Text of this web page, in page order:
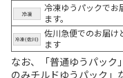
冷凍ゆうパックでお
ます。
佐川急便でのお届け
ます
なお、「普通ゆうパック
のみチルドゆうパック」